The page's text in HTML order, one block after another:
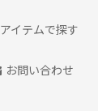
アイテムで探す
お問い合わせ